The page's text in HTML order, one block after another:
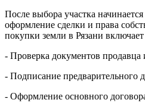
После выбора участка
оформление сделки и права
покупки земли в Рязани
- Проверка документов продавца
- Подписание предварительного
- Оформление основного